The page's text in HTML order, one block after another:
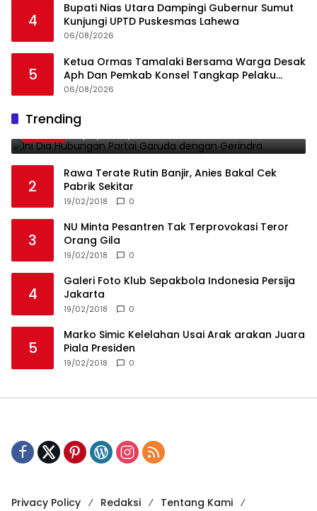
4
Bupati Nias Utara Dampingi Gubernur Sumut
Kunjungi UPTD Puskesmas Lahewa
06/08/2026
5
Ketua Ormas Tamalaki Bersama Warga Desak
Aph Dan Pemkab Konsel Tangkap Pelaku
Angkut Cangkang Sawit Overload, Truk PT KAP
06/08/2026
Trending
1
Gerindra
19/02/2018 0
2
Rawa Terate Rutin Banjir, Anies Bakal Cek
Pabrik Sekitar
19/02/2018 0
3
NU Minta Pesantren Tak Terprovokasi Teror
Orang Gila
19/02/2018 0
4
Galeri Foto Klub Sepakbola Indonesia Persija
Jakarta
19/02/2018 0
5
Marko Simic Kelelahan Usai Arak arakan Juara
Piala Presiden
19/02/2018 0
Privacy Policy Redaksi Tentang Kami